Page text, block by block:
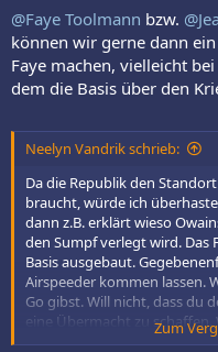
@Faye Toolmann bzw.
können wir gerne dann
Faye machen, vielleicht
dem die Basis über den
Neelyn Vandrik schrieb:
Da die Republik den
braucht, würde ich
dann z.B. erklärt wieso
den Sumpf verlegt wird. Das
Basis ausgebaut.
Airspeeder kommen lassen.
Go gibst. Will nicht, dass du
eine Übermacht zu
Piraten auch gerne mit
Zum